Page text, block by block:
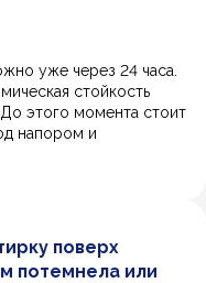
уже через 24 часа.
стойкость
этого момента стоит
напором и
поверх
потемнела или